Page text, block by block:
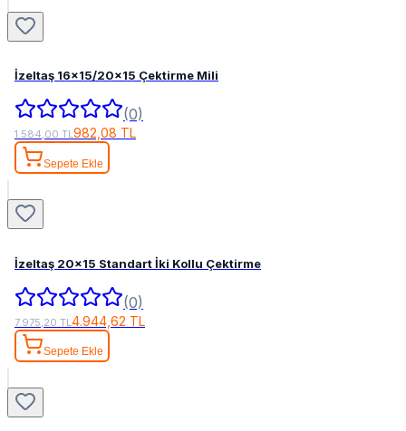
İzeltaş 16x15/20x15 Çektirme Mili
(0)
1.584,00 TL982,08 TL
Sepete Ekle
İzeltaş 20x15 Standart İki Kollu Çektirme
(0)
7.975,20 TL 4.944,62 TL
Sepete Ekle